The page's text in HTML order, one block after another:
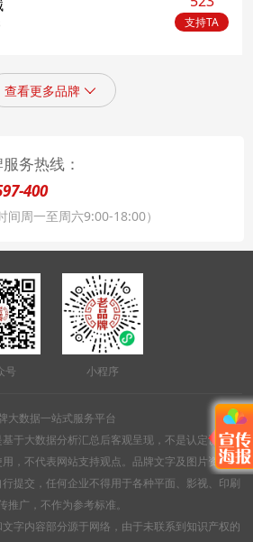
支持TA
查看更多品牌
务热线：
400
间周一至周六9:00-18:00）
号 小程序
大数据一站式服务平台
基于大数据分析汇总后客观呈现，不是认定认证，
，不代表网站支持观点。品牌文字及图片资料均
提交，任何企业不得用于各种平面、影视、印刷
推广，不作为参考标准。
文字内容部分源于网络，由于未联系到知识产权的